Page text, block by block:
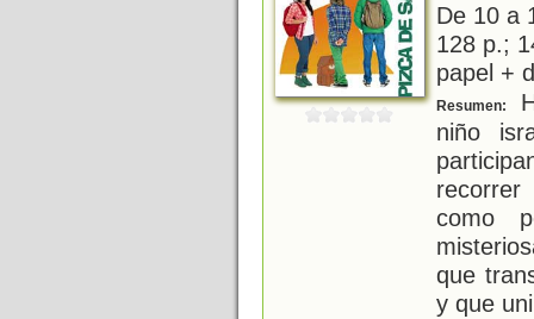
De 10 a
128 p.;
papel +
Resumen:
niño
como
que
y que